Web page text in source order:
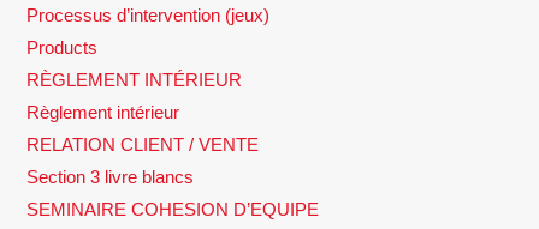
Processus d’intervention (jeux)
Products
RÈGLEMENT INTÉRIEUR
Règlement intérieur
RELATION CLIENT / VENTE
Section 3 livre blancs
SEMINAIRE COHESION D’EQUIPE